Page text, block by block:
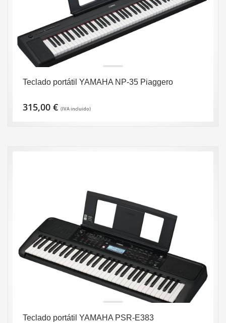
Teclado portátil YAMAHA NP-35 Piaggero
315,00 € (IVA incluido)
Teclado portátil YAMAHA PSR-E383